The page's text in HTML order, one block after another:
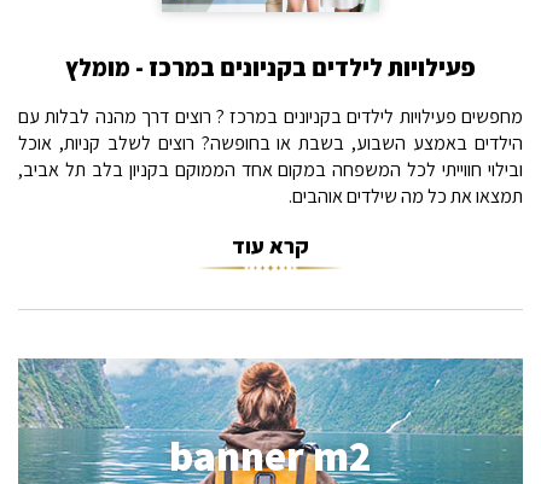
פעילויות לילדים בקניונים במרכז - מומלץ
מחפשים פעילויות לילדים בקניונים במרכז ? רוצים דרך מהנה לבלות עם
הילדים באמצע השבוע, בשבת או בחופשה? רוצים לשלב קניות, אוכל
ובילוי חווייתי לכל המשפחה במקום אחד הממוקם בקניון בלב תל אביב,
תמצאו את כל מה שילדים אוהבים.
קרא עוד
banner m2